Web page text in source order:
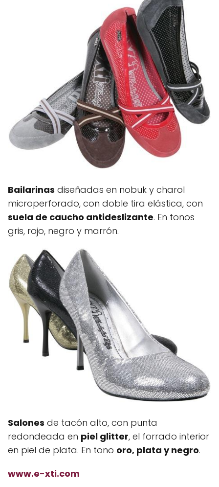
Bailarinas diseñadas en nobuk y charol
microperforado, con doble tira elástica, con
suela de caucho antideslizante. En tonos
gris, rojo, negro y marrón.
Salones de tacón alto, con punta
redondeada en piel glitter, el forrado interior
en piel de plata. En tono oro, plata y negro.
www.e-xti.com